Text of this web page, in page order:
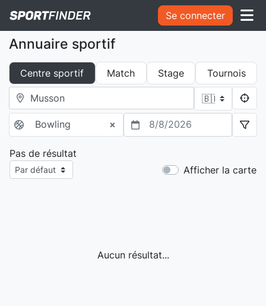
Se connecter
Annuaire sportif
Centre sportif Match Stage Tournois
×
Bowling 8/8/2026
Pas de résultat
Afficher la carte
Aucun résultat...